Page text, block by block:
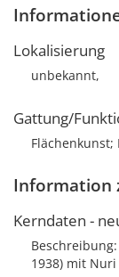
Lokalisierung
unbekannt,
Gattung/
Flächenkunst;
Information
Kerndaten -
1938) mit